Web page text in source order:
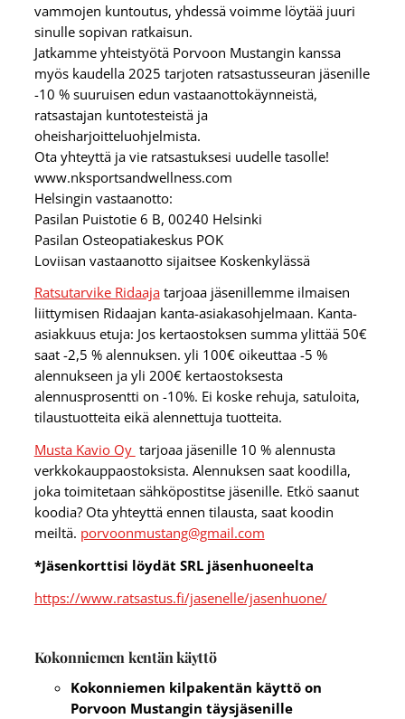
vammojen kuntoutus, yhdessä voimme löytää juuri
sinulle sopivan ratkaisun.
Jatkamme yhteistyötä Porvoon Mustangin kanssa
myös kaudella 2025 tarjoten ratsastusseuran jäsenille
-10 % suuruisen edun vastaanottokäynneistä,
ratsastajan kuntotesteistä ja
oheisharjoitteluohjelmista.
Ota yhteyttä ja vie ratsastuksesi uudelle tasolle!
www.nksportsandwellness.com
Helsingin vastaanotto:
Pasilan Puistotie 6 B, 00240 Helsinki
Pasilan Osteopatiakeskus POK
Loviisan vastaanotto sijaitsee Koskenkylässä
Ratsutarvike Ridaajatarjoaa jäsenillemme ilmaisen
liittymisen Ridaajan kanta-asiakasohjelmaan. Kanta-
asiakkuus etuja: Jos kertaostoksen summa ylittää 50€
saat -2,5 % alennuksen. yli 100€ oikeuttaa -5 %
alennukseen ja yli 200€ kertaostoksesta
alennusprosentti on -10%. Ei koske rehuja, satuloita,
tilaustuotteita eikä alennettuja tuotteita.
Musta Kavio Oy tarjoaa jäsenille 10 % alennusta
verkkokauppaostoksista. Alennuksen saat koodilla,
joka toimitetaan sähköpostitse jäsenille. Etkö saanut
koodia? Ota yhteyttä ennen tilausta, saat koodin
meiltä. porvoonmustang@gmail.com
*Jäsenkorttisi löydät SRL jäsenhuoneelta
https://www.ratsastus.fi/jasenelle/jasenhuone/
Kokonniemen kentän käyttö
Kokonniemen kilpakentän käyttö on
Porvoon Mustangin täysjäsenille